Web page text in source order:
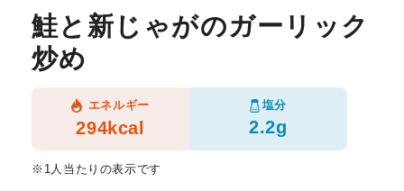
鮭と新じゃがのガーリック
炒め
エネルギー
294kcal
塩分
2.2g
※1人当たりの表示です